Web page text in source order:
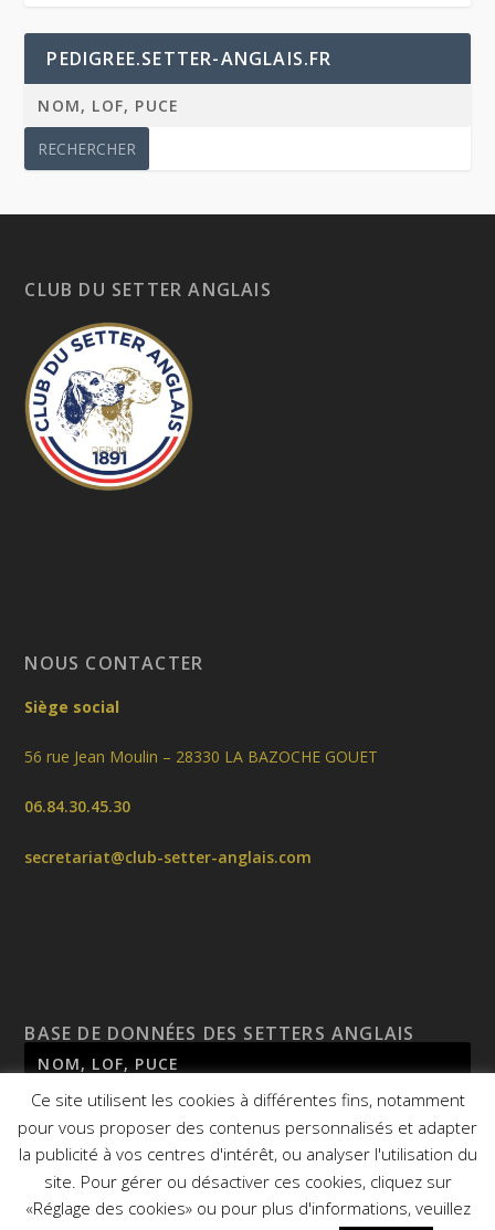
PEDIGREE.SETTER-ANGLAIS.FR
CLUB DU SETTER ANGLAIS
NOUS CONTACTER
Siège social
56 rue Jean Moulin – 28330 LA BAZOCHE GOUET
06.84.30.45.30
secretariat@club-setter-anglais.com
BASE DE DONNÉES DES SETTERS ANGLAIS
CSA - Site réalisé par Agence Mauve
Ce site utilisent les cookies à différentes fins, notamment
pour vous proposer des contenus personnalisés et adapter
la publicité à vos centres d'intérêt, ou analyser l'utilisation du
site. Pour gérer ou désactiver ces cookies, cliquez sur
«Réglage des cookies» ou pour plus d'informations, veuillez